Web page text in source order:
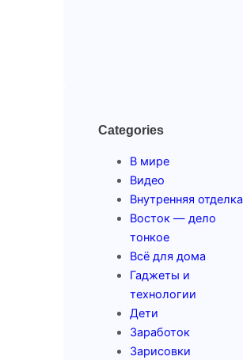
Categories
В мире
Видео
Внутренняя отделка
Восток — дело
тонкое
Всё для дома
Гаджеты и
технологии
Дети
Заработок
Зарисовки